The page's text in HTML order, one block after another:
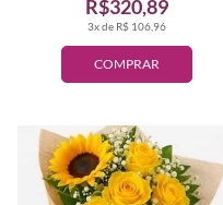
COMPRAR
3x de R$ 106,96
R$320,89